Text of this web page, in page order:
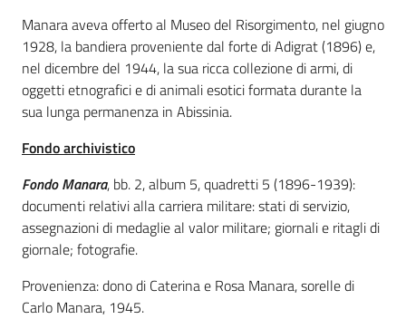
Casa
Piani
Archivio
storico
Patto
per
la
lettura
Manara aveva offerto al Museo del Risorgimento, nel giugno
1928, la bandiera proveniente dal forte di Adigrat (1896) e,
nel dicembre del 1944, la sua ricca collezione di armi, di
oggetti etnografici e di animali esotici formata durante la
sua lunga permanenza in Abissinia.
Fondo archivistico
Fondo Manara, bb. 2, album 5, quadretti 5 (1896-1939):
documenti relativi alla carriera militare: stati di servizio,
assegnazioni di medaglie al valor militare; giornali e ritagli di
giornale; fotografie.
Provenienza: dono di Caterina e Rosa Manara, sorelle di
Carlo Manara, 1945.